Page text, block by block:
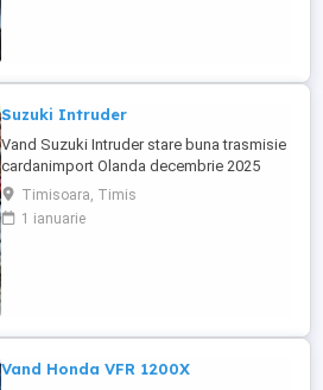
Suzuki Intruder
Vand Suzuki Intruder stare buna trasmisie
cardanimport Olanda decembrie 2025
inmatriculat RO IN FEBRUARIE Nu raspund
la mesaje.Schimb cu ATV plus sau minus
diferenta
Timisoara, Timis
1 ianuarie
Vand Honda VFR 1200X